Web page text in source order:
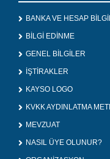
BANKA VE HESAP
BİLGİ EDİNME
GENEL BİLGİLER
İŞTİRAKLER
KAYSO LOGO
KVKK AYDINLATMA
MEVZUAT
NASIL ÜYE OLUNUR?